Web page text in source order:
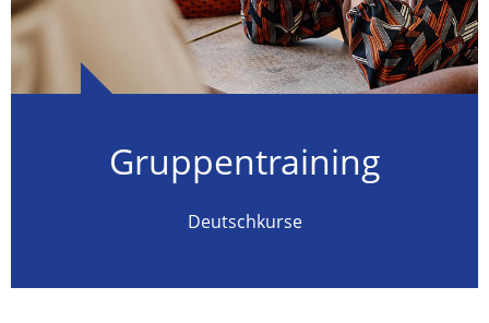
Gruppentraining
Deutschkurse